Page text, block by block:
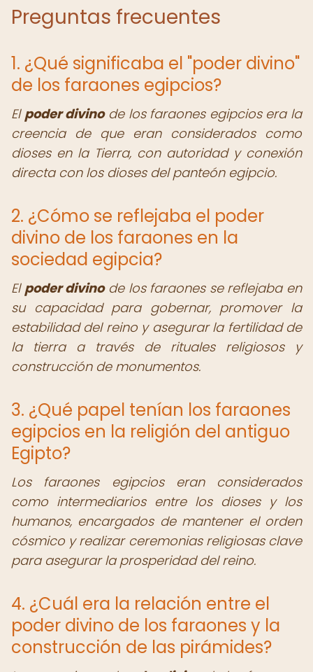
Preguntas frecuentes
1. ¿Qué significaba el "poder divino"
de los faraones egipcios?
El poder divinode los faraones egipcios era la
creencia de que eran considerados como
dioses en la Tierra, con autoridad y conexión
directa con los dioses del panteón egipcio.
2. ¿Cómo se reflejaba el poder
divino de los faraones en la
sociedad egipcia?
El poder divinode los faraones se reflejaba en
su capacidad para gobernar, promover la
estabilidad del reino y asegurar la fertilidad de
la tierra a través de rituales religiosos y
construcción de monumentos.
3. ¿Qué papel tenían los faraones
egipcios en la religión del antiguo
Egipto?
Los faraones egipcios eran considerados
como intermediarios entre los dioses y los
humanos, encargados de mantener el orden
cósmico y realizar ceremonias religiosas clave
para asegurar la prosperidad del reino.
4. ¿Cuál era la relación entre el
poder divino de los faraones y la
construcción de las pirámides?